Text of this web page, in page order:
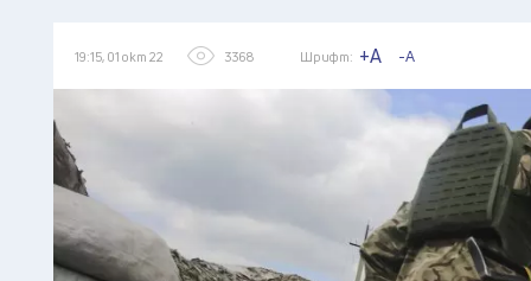
19:15, 01 окт 22 3368 Шрифт: +A -A